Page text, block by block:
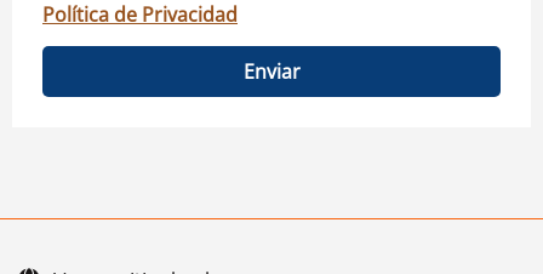
Política de Privacidad
Enviar